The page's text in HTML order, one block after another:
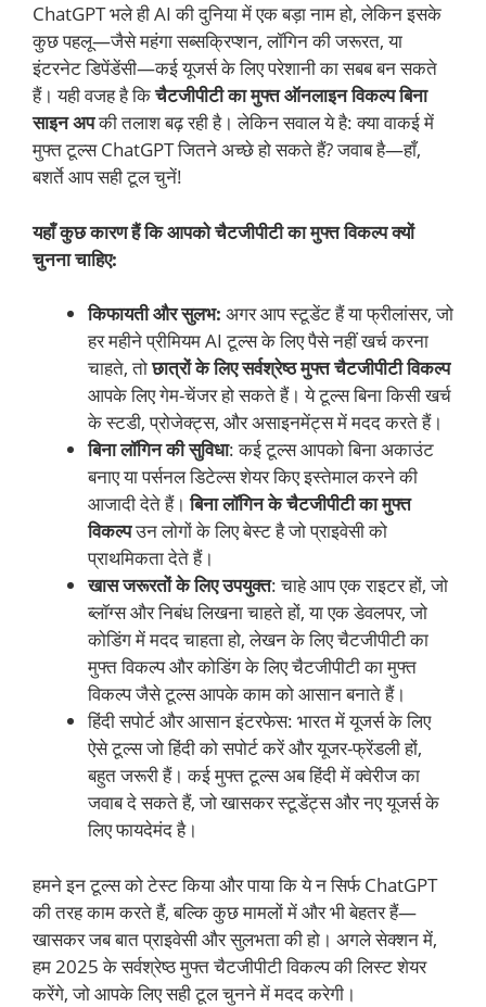
ChatGPT भले ही AI की दुनिया में एक बड़ा नाम हो, लेकिन इसके
कुछ पहलू—जैसे महंगा सब्सक्रिप्शन, लॉगिन की जरूरत, या
इंटरनेट डिपेंडेंसी—कई यूजर्स के लिए परेशानी का सबब बन सकते
हैं। यही वजह है किचैटजीपीटी का मुफ्त ऑनलाइन विकल्प बिना
साइन अपकी तलाश बढ़ रही है। लेकिन सवाल ये है: क्या वाकई में
मुफ्त टूल्स ChatGPT जितने अच्छे हो सकते हैं? जवाब है—हाँ,
बशर्ते आप सही टूल चुनें!
यहाँ कुछ कारण हैं कि आपको चैटजीपीटी का मुफ्त विकल्प क्यों
चुनना चाहिए:
किफायती और सुलभ: अगर आप स्टूडेंट हैं या फ्रीलांसर, जो
हर महीने प्रीमियम AI टूल्स के लिए पैसे नहीं खर्च करना
चाहते, तोछात्रों के लिए सर्वश्रेष्ठ मुफ्त चैटजीपीटी विकल्प
आपके लिए गेम-चेंजर हो सकते हैं। ये टूल्स बिना किसी खर्च
के स्टडी, प्रोजेक्ट्स, और असाइनमेंट्स में मदद करते हैं।
बिना लॉगिन की सुविधा: कई टूल्स आपको बिना अकाउंट
बनाए या पर्सनल डिटेल्स शेयर किए इस्तेमाल करने की
आजादी देते हैं।बिना लॉगिन के चैटजीपीटी का मुफ्त
विकल्पउन लोगों के लिए बेस्ट है जो प्राइवेसी को
प्राथमिकता देते हैं।
खास जरूरतों के लिए उपयुक्त: चाहे आप एक राइटर हों, जो
ब्लॉग्स और निबंध लिखना चाहते हों, या एक डेवलपर, जो
कोडिंग में मदद चाहता हो, लेखन के लिए चैटजीपीटी का
मुफ्त विकल्प और कोडिंग के लिए चैटजीपीटी का मुफ्त
विकल्प जैसे टूल्स आपके काम को आसान बनाते हैं।
हिंदी सपोर्ट और आसान इंटरफेस: भारत में यूजर्स के लिए
ऐसे टूल्स जो हिंदी को सपोर्ट करें और यूजर-फ्रेंडली हों,
बहुत जरूरी हैं। कई मुफ्त टूल्स अब हिंदी में क्वेरीज का
जवाब दे सकते हैं, जो खासकर स्टूडेंट्स और नए यूजर्स के
लिए फायदेमंद है।
हमने इन टूल्स को टेस्ट किया और पाया कि ये न सिर्फ ChatGPT
की तरह काम करते हैं, बल्कि कुछ मामलों में और भी बेहतर हैं—
खासकर जब बात प्राइवेसी और सुलभता की हो। अगले सेक्शन में,
हम 2025 के सर्वश्रेष्ठ मुफ्त चैटजीपीटी विकल्प की लिस्ट शेयर
करेंगे, जो आपके लिए सही टूल चुनने में मदद करेगी।